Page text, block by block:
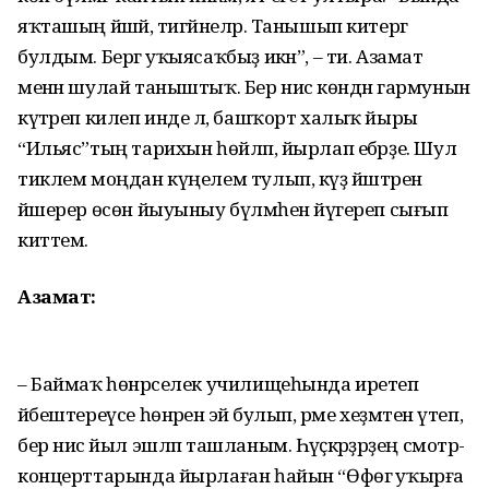
яҡташың йәшәй, тигәйнеләр. Танышып китергә
булдым. Бергә уҡыясаҡбыҙ икән”, – ти. Азамат
менән шулай таныштыҡ. Бер нисә көндән гармунын
күтәреп килеп инде лә, башҡорт халыҡ йыры
“Ильяс”тың тарихын һөйләп, йырлап ебәрҙе. Шул
тиклем моңдан күңелем тулып, күҙ йәштәрен
йәшерер өсөн йыуыныу бүлмәһенә йүгереп сығып
киттем.
Азамат:
– Баймаҡ һөнәрселек учили­щеһында иретеп
йәбештереүсе һөнәренә эйә булып, әрме хеҙмәтен үтеп,
бер нисә йыл эшләп ташланым. Һәүәҫкәрҙәр­ҙең смотр-
концерттарында йырлаған һайын “Өфөгә уҡырға